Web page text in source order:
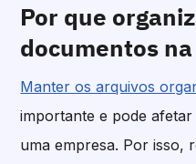
Por que
documentos
Manter os arquivos
importante e pode afetar
uma empresa. Por isso,